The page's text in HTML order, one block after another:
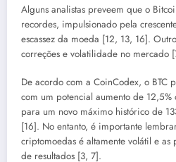
Alguns analistas preveem que o
recordes, impulsionado pela
escassez da moeda [12, 13, 16].
correções e volatilidade no mercado
De acordo com a CoinCodex, o BTC
com um potencial aumento de
para um novo máximo histórico de
[16]. No entanto, é importante
criptomoedas é altamente volátil e as
de resultados [3, 7].